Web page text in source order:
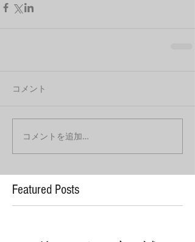
コメント
コメントを追加…
Featured Posts